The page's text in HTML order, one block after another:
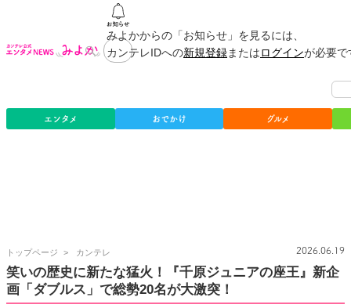
みよかからの「お知らせ」を見るには、
カンテレIDへの新規登録またはログインが必要
エンタメ おでかけ グルメ
トップページ
テ
レ
公
カンテレ 2026.06.19
笑いの歴史に新たな猛火！『千原ジュニアの座王』新企
画「ダブルス」で総勢20名が大激突！